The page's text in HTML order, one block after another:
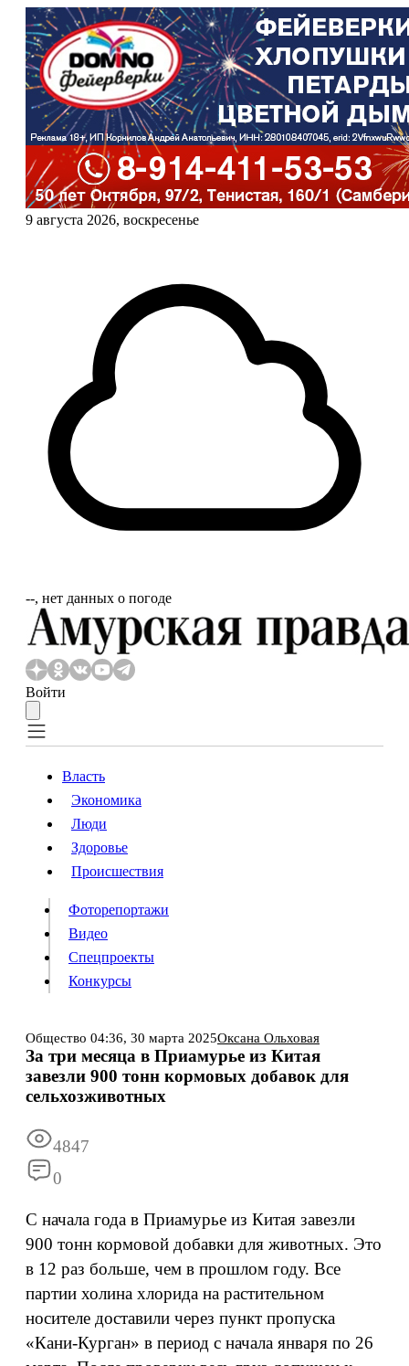
9 августа 2026, воскресенье
‐‐, нет данных о погоде
Войти
Власть
Происшествия
Видео
Конкурсы
Реклама Все новости Архив
Власть
Экономика
Люди
Здоровье
Происшествия
Фоторепортажи
Видео
Спецпроекты
Конкурсы
Общество 04:36, 30 марта 2025Оксана Ольховая
За три месяца в Приамурье из Китая
завезли 900 тонн кормовых добавок для
сельхозживотных
4847
0
С начала года в Приамурье из Китая завезли
900 тонн кормовой добавки для животных. Это
в 12 раз больше, чем в прошлом году. Все
партии холина хлорида на растительном
носителе доставили через пункт пропуска
«Кани-Курган» в период с начала января по 26